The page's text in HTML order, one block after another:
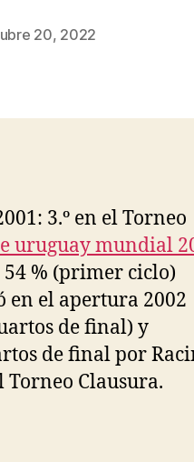
20, 2022
3.º en el Torneo
uruguay mundial
% (primer ciclo)
en el apertura 2002
de final) y
de final por
Torneo Clausura.